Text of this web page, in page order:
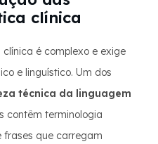
clínica
é complexo e exige
e linguístico. Um dos
técnica da linguagem
contêm terminologia
frases que carregam